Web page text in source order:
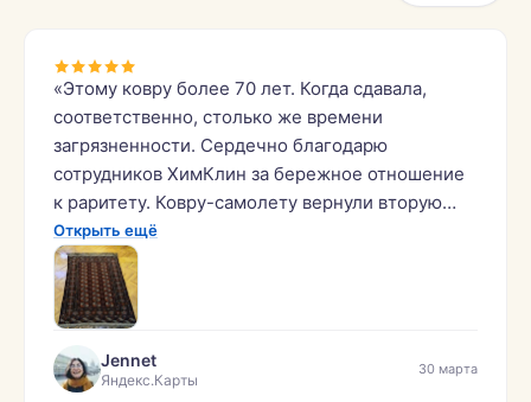
«Этому ковру более 70 лет. Когда сдавала,
соответственно, столько же времени
загрязненности. Сердечно благодарю
сотрудников ХимКлин за бережное отношение
к раритету. Ковру-самолету вернули вторую
жизнь!»
Открыть ещё
Jennet
Яндекс.Карты
30 марта